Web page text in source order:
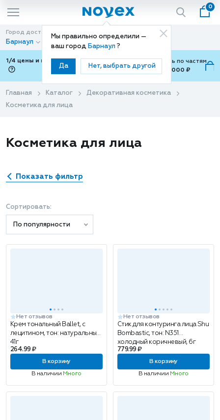
Мы правильно определили —
ваш город Барнаул ?
Да Нет, выбрать другой
0
Город доставки
Барнаул
Способ доставки
Доставка
1/4 цены и покупки ваши с Подели
Можно оплатить по частям
от 700 ₽ до 15,000 ₽
Главная Каталог
Декоративная косметика
Косметика для лица
Косметика для лица
Показать фильтр
Сортировать:
По популярности
Нет отзывов
Крем тональный Ballet, с
лецитином, тон: натуральный,
41г
264.99 ₽
В корзину
В наличии Много
Нет отзывов
Стик для контуринга лица Shu
Bombastic, тон: N351
холодный коричневый, 6г
779.99 ₽
В корзину
В наличии Много